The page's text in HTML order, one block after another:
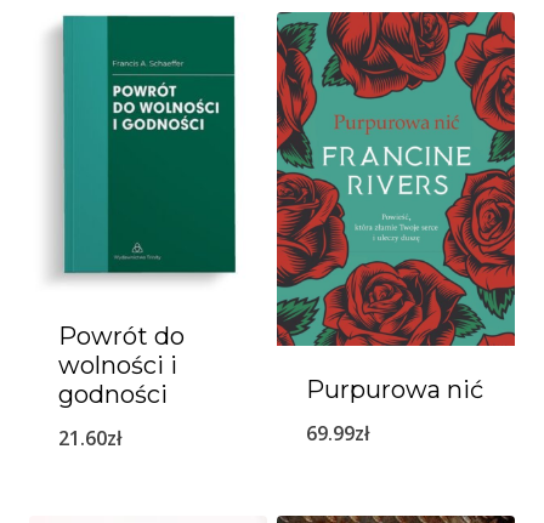
Powrót do
wolności i
godności
21.60zł
Purpurowa nić
69.99zł